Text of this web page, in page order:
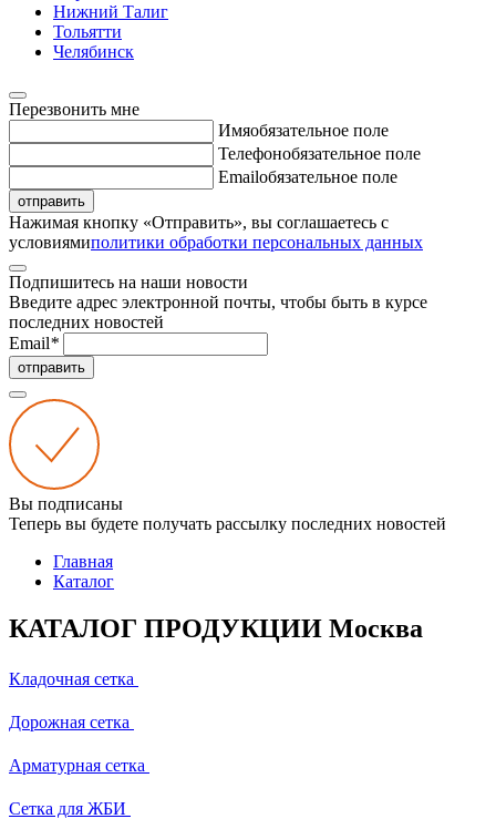
Нижний Талиг
Тольятти
Челябинск
Перезвонить мне
Имяобязательное поле
Телефонобязательное поле
Emailобязательное поле
отправить
Нажимая кнопку «Отправить», вы соглашаетесь с
условиямиполитики обработки персональных данных
Подпишитесь на наши новости
Введите адрес электронной почты, чтобы быть в курсе
последних новостей
Email*
отправить
Вы подписаны
Теперь вы будете получать рассылку последних новостей
Главная
Каталог
КАТАЛОГ ПРОДУКЦИИ Москва
Кладочная сетка
Дорожная сетка
Арматурная сетка
Сетка для ЖБИ